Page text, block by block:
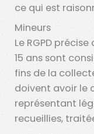
ce qui est
Mineurs
Le RGPD
15 ans sont
fins de la
doivent avoir le
représentant
recueillies,